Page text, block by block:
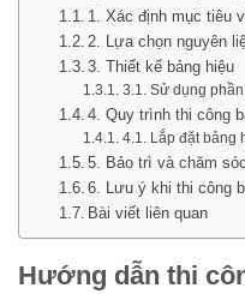
1. Xác định mục tiêu
2. Lựa chọn nguyên
3. Thiết kế bảng hiệu
3.1. Sử dụng
4. Quy trình thi công
4.1. Lắp đặt bảng
5. Bảo trì và chăm
6. Lưu ý khi thi công
Bài viết liên quan
Hướng dẫn thi